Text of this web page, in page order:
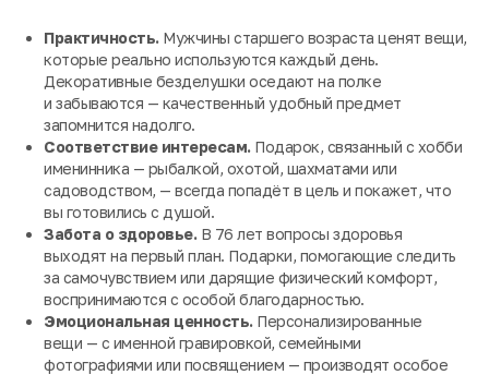
Практичность.Мужчины старшего возраста ценят вещи,
которые реально используются каждый день.
Декоративные безделушки оседают на полке
и забываются — качественный удобный предмет
запомнится надолго.
Соответствие интересам.Подарок, связанный с хобби
именинника — рыбалкой, охотой, шахматами или
садоводством, — всегда попадёт в цель и покажет, что
вы готовились с душой.
Забота о здоровье.В 76 лет вопросы здоровья
выходят на первый план. Подарки, помогающие следить
за самочувствием или дарящие физический комфорт,
воспринимаются с особой благодарностью.
Эмоциональная ценность.Персонализированные
вещи — с именной гравировкой, семейными
фотографиями или посвящением — производят особое